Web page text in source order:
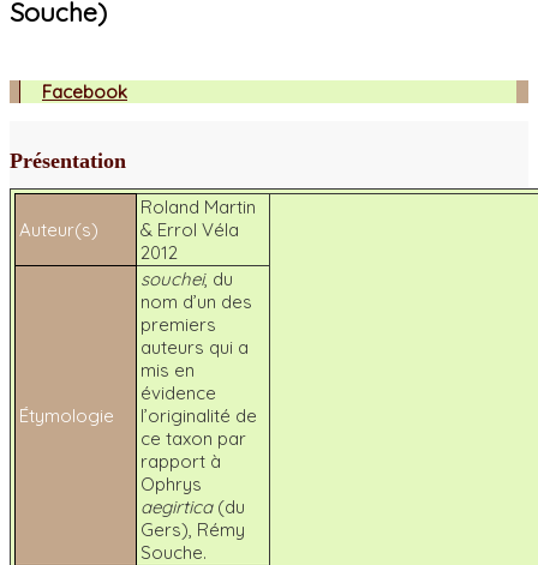
Facebook
Souche)
Présentation
Auteur(s)
Roland Martin
& Errol Véla
2012
Étymologie
souchei, du
nom d’un des
premiers
auteurs qui a
mis en
évidence
l’originalité de
ce taxon par
rapport à
Ophrys
aegirtica(du
Gers), Rémy
Souche.